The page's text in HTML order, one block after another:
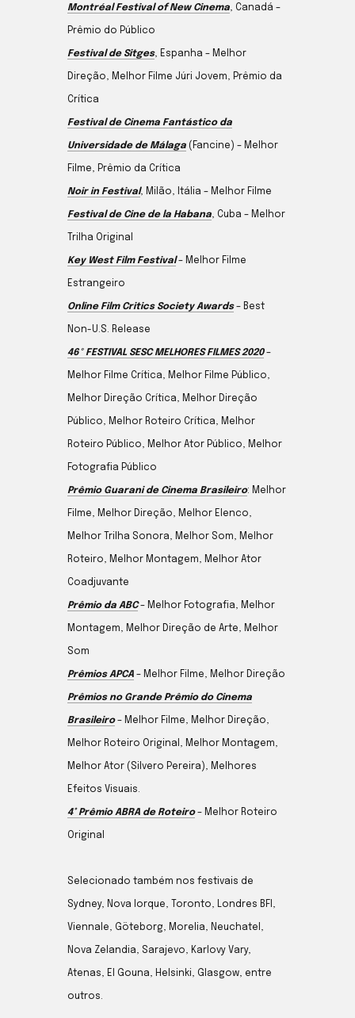
Montréal Festival of New Cinema, Canadá –
Prêmio do Público
Festival de Sitges, Espanha – Melhor
Direção, Melhor Filme Júri Jovem, Prêmio da
Crítica
Festival de Cinema Fantástico da
Universidade de Málaga(Fancine) – Melhor
Filme, Prêmio da Crítica
Noir in Festival, Milão, Itália – Melhor Filme
Festival de Cine de la Habana, Cuba – Melhor
Trilha Original
Key West Film Festival– Melhor Filme
Estrangeiro
Online Film Critics Society Awards– Best
Non-U.S. Release
46º FESTIVAL SESC MELHORES FILMES 2020–
Melhor Filme Crítica, Melhor Filme Público,
Melhor Direção Crítica, Melhor Direção
Público, Melhor Roteiro Crítica, Melhor
Roteiro Público, Melhor Ator Público, Melhor
Fotografia Público
Prêmio Guarani de Cinema Brasileiro: Melhor
Filme, Melhor Direção, Melhor Elenco,
Melhor Trilha Sonora, Melhor Som, Melhor
Roteiro, Melhor Montagem, Melhor Ator
Coadjuvante
Prêmio da ABC– Melhor Fotografia, Melhor
Montagem, Melhor Direção de Arte, Melhor
Som
Prêmios APCA – Melhor Filme, Melhor Direção
Prêmios no Grande Prêmio do Cinema
Brasileiro– Melhor Filme, Melhor Direção,
Melhor Roteiro Original, Melhor Montagem,
Melhor Ator (Silvero Pereira), Melhores
Efeitos Visuais.
4° Prêmio ABRA de Roteiro– Melhor Roteiro
Original
Selecionado também nos festivais de
Sydney, Nova Iorque, Toronto, Londres BFI,
Viennale, Göteborg, Morelia, Neuchatel,
Nova Zelandia, Sarajevo, Karlovy Vary,
Atenas, El Gouna, Helsinki, Glasgow, entre
outros.